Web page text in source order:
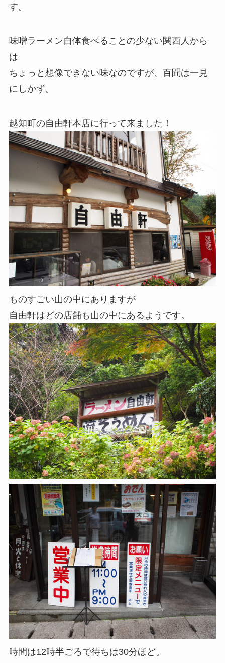
す。
味噌ラーメン自体食べることの少ない関西人から
は
ちょっと想像できない味なのですが、百聞は一見
にしかず。
越知町の自由軒本店に行って来ました！
ものすごい山の中にありますが
自由軒はどの店舗も山の中にあるようです。
時間は12時半ごろで待ちは30分ほど。